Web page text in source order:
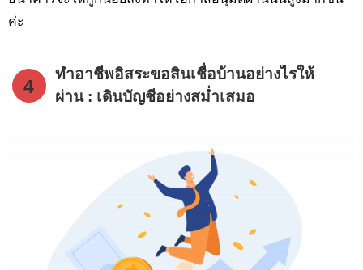
ค่ะ
4
ทำอาชีพอิสระขอสินเชื่อบ้านอย่างไรให้
ผ่าน : เดินบัญชีอย่างสม่ำเสมอ